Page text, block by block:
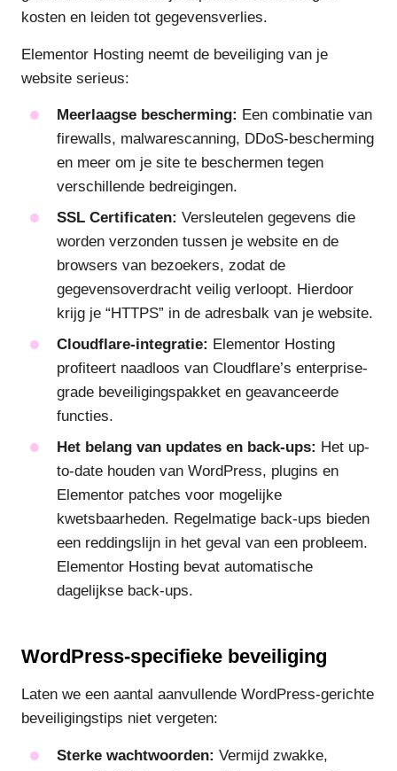
kosten en leiden tot gegevensverlies.
Elementor Hosting neemt de beveiliging van je
website serieus:
Meerlaagse bescherming: Een combinatie van
firewalls, malwarescanning, DDoS-bescherming
en meer om je site te beschermen tegen
verschillende bedreigingen.
SSL Certificaten: Versleutelen gegevens die
worden verzonden tussen je website en de
browsers van bezoekers, zodat de
gegevensoverdracht veilig verloopt. Hierdoor
krijg je “HTTPS” in de adresbalk van je website.
Cloudflare-integratie: Elementor Hosting
profiteert naadloos van Cloudflare’s enterprise-
grade beveiligingspakket en geavanceerde
functies.
Het belang van updates en back-ups: Het up-
to-date houden van WordPress, plugins en
Elementor patches voor mogelijke
kwetsbaarheden. Regelmatige back-ups bieden
een reddingslijn in het geval van een probleem.
Elementor Hosting bevat automatische
dagelijkse back-ups.
WordPress-specifieke beveiliging
Laten we een aantal aanvullende WordPress-gerichte
beveiligingstips niet vergeten:
Sterke wachtwoorden: Vermijd zwakke,